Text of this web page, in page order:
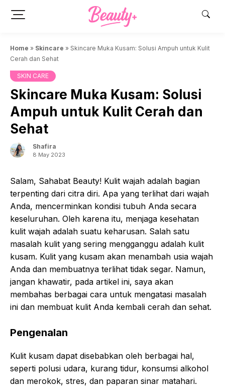
Home » Skincare » Skincare Muka Kusam: Solusi Ampuh untuk Kulit
Cerah dan Sehat
SKIN CARE
Skincare Muka Kusam: Solusi
Ampuh untuk Kulit Cerah dan
Sehat
Shafira
8 May 2023
Salam, Sahabat Beauty! Kulit wajah adalah bagian
terpenting dari citra diri. Apa yang terlihat dari wajah
Anda, mencerminkan kondisi tubuh Anda secara
keseluruhan. Oleh karena itu, menjaga kesehatan
kulit wajah adalah suatu keharusan. Salah satu
masalah kulit yang sering mengganggu adalah kulit
kusam. Kulit yang kusam akan menambah usia wajah
Anda dan membuatnya terlihat tidak segar. Namun,
jangan khawatir, pada artikel ini, saya akan
membahas berbagai cara untuk mengatasi masalah
ini dan membuat kulit Anda kembali cerah dan sehat.
Pengenalan
Kulit kusam dapat disebabkan oleh berbagai hal,
seperti polusi udara, kurang tidur, konsumsi alkohol
dan merokok, stres, dan paparan sinar matahari.